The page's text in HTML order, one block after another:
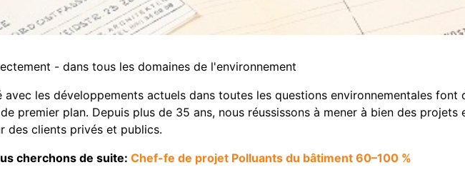
- dans tous les domaines de l'environnement
les développements actuels dans toutes les questions environnementales font
premier plan. Depuis plus de 35 ans, nous réussissons à mener à bien des projets
des clients privés et publics.
cherchons de suite: Chef-fe de projet Polluants du bâtiment 60–100 %